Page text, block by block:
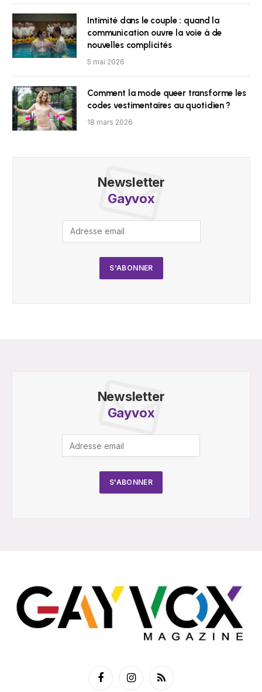
Intimité dans le couple : quand la
communication ouvre la voie à de
nouvelles complicités
5 mai 2026
Comment la mode queer transforme les
codes vestimentaires au quotidien ?
18 mars 2026
Newsletter
Gayvox
Newsletter
Gayvox
FacebookInstagramRSS